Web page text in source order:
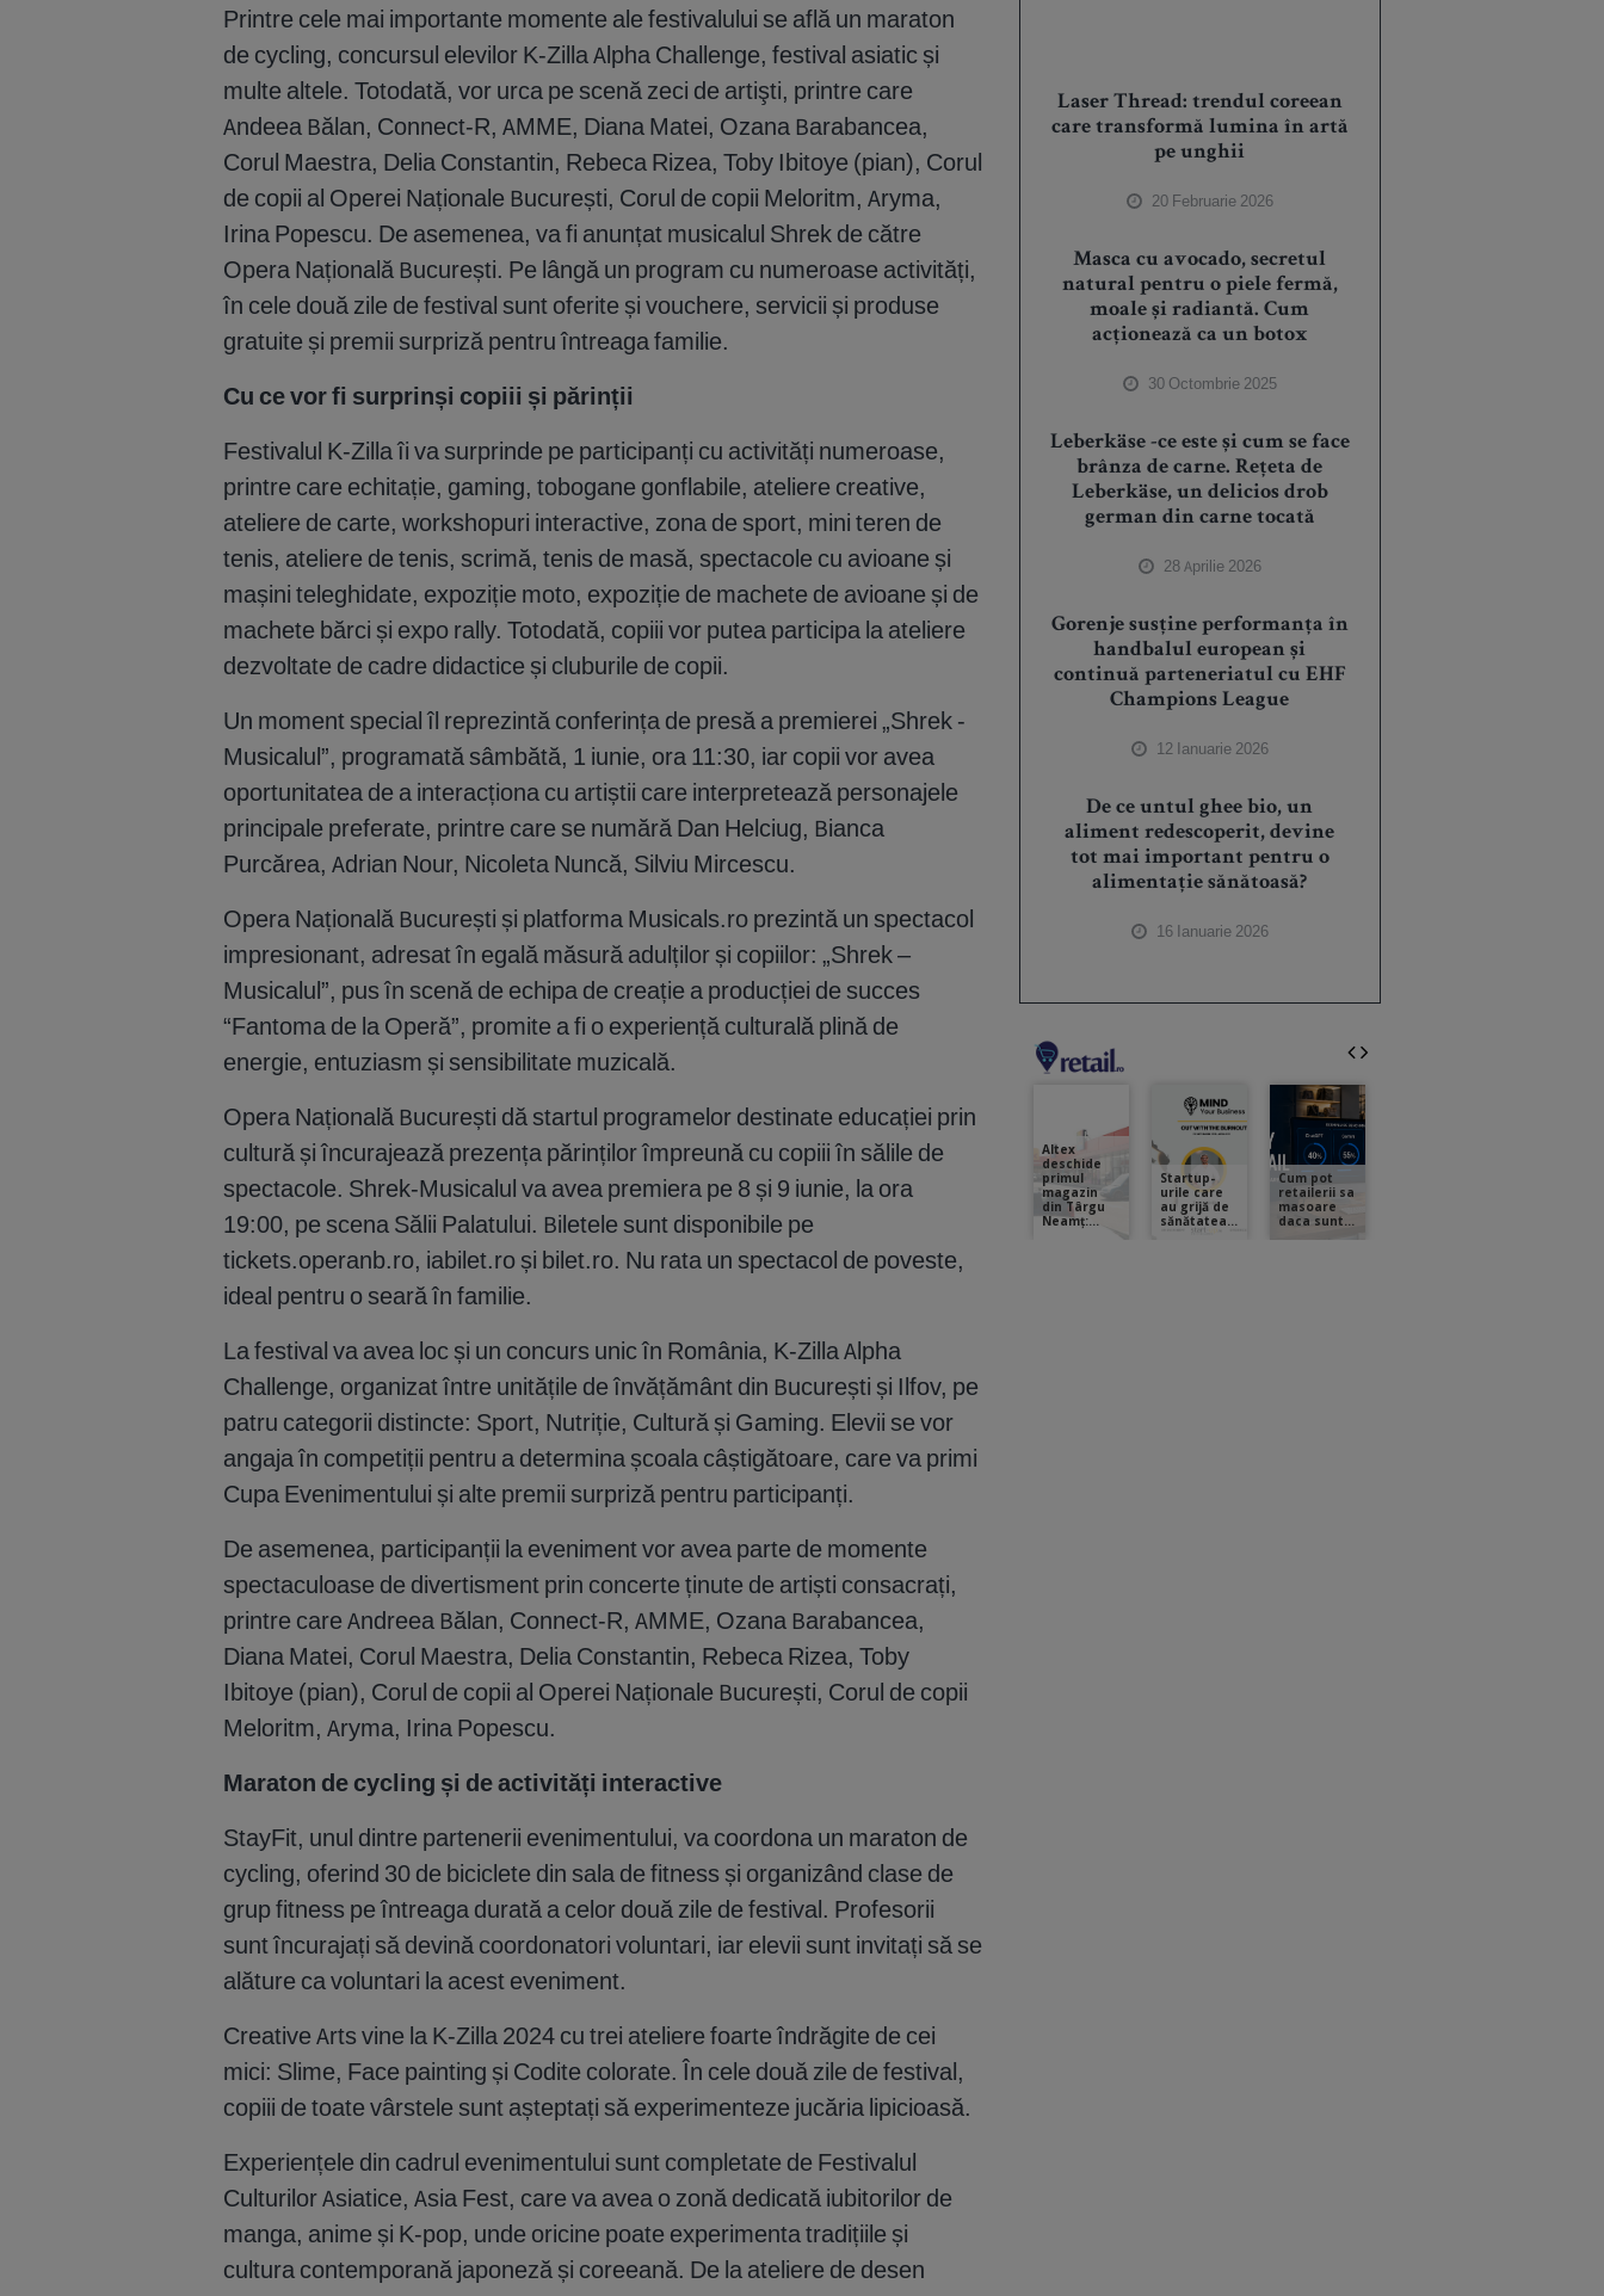
Printre cele mai importante momente ale festivalului se află un maraton
de cycling, concursul elevilor K-Zilla Alpha Challenge, festival asiatic și
multe altele. Totodată, vor urca pe scenă zeci de artişti, printre care
Andeea Bălan, Connect-R, AMME, Diana Matei, Ozana Barabancea,
Corul Maestra, Delia Constantin, Rebeca Rizea, Toby Ibitoye (pian), Corul
de copii al Operei Naționale București, Corul de copii Meloritm, Aryma,
Irina Popescu. De asemenea, va fi anunțat musicalul Shrek de către
Opera Națională București. Pe lângă un program cu numeroase activități,
în cele două zile de festival sunt oferite și vouchere, servicii și produse
gratuite și premii surpriză pentru întreaga familie.
Cu ce vor fi surprinși copiii și părinții
Festivalul K-Zilla îi va surprinde pe participanți cu activități numeroase,
printre care echitație, gaming, tobogane gonflabile, ateliere creative,
ateliere de carte, workshopuri interactive, zona de sport, mini teren de
tenis, ateliere de tenis, scrimă, tenis de masă, spectacole cu avioane și
mașini teleghidate, expoziție moto, expoziție de machete de avioane și de
machete bărci și expo rally. Totodată, copiii vor putea participa la ateliere
dezvoltate de cadre didactice și cluburile de copii.
Un moment special îl reprezintă conferința de presă a premierei „Shrek -
Musicalul”, programată sâmbătă, 1 iunie, ora 11:30, iar copii vor avea
oportunitatea de a interacționa cu artiștii care interpretează personajele
principale preferate, printre care se numără Dan Helciug, Bianca
Purcărea, Adrian Nour, Nicoleta Nuncă, Silviu Mircescu.
Opera Națională București și platforma Musicals.ro prezintă un spectacol
impresionant, adresat în egală măsură adulților și copiilor: „Shrek –
Musicalul”, pus în scenă de echipa de creație a producției de succes
“Fantoma de la Operă”, promite a fi o experiență culturală plină de
energie, entuziasm și sensibilitate muzicală.
Opera Națională București dă startul programelor destinate educației prin
cultură și încurajează prezența părinților împreună cu copiii în sălile de
spectacole. Shrek-Musicalul va avea premiera pe 8 și 9 iunie, la ora
19:00, pe scena Sălii Palatului. Biletele sunt disponibile pe
tickets.operanb.ro, iabilet.ro și bilet.ro. Nu rata un spectacol de poveste,
ideal pentru o seară în familie.
La festival va avea loc și un concurs unic în România, K-Zilla Alpha
Challenge, organizat între unitățile de învățământ din București și Ilfov, pe
patru categorii distincte: Sport, Nutriție, Cultură și Gaming. Elevii se vor
angaja în competiții pentru a determina școala câștigătoare, care va primi
Cupa Evenimentului și alte premii surpriză pentru participanți.
De asemenea, participanții la eveniment vor avea parte de momente
spectaculoase de divertisment prin concerte ținute de artiști consacrați,
printre care Andreea Bălan, Connect-R, AMME, Ozana Barabancea,
Diana Matei, Corul Maestra, Delia Constantin, Rebeca Rizea, Toby
Ibitoye (pian), Corul de copii al Operei Naționale București, Corul de copii
Meloritm, Aryma, Irina Popescu.
Maraton de cycling și de activități interactive
StayFit, unul dintre partenerii evenimentului, va coordona un maraton de
cycling, oferind 30 de biciclete din sala de fitness și organizând clase de
grup fitness pe întreaga durată a celor două zile de festival. Profesorii
sunt încurajați să devină coordonatori voluntari, iar elevii sunt invitați să se
alăture ca voluntari la acest eveniment.
Creative Arts vine la K-Zilla 2024 cu trei ateliere foarte îndrăgite de cei
mici: Slime, Face painting și Codite colorate. În cele două zile de festival,
copiii de toate vârstele sunt așteptați să experimenteze jucăria lipicioasă.
Experiențele din cadrul evenimentului sunt completate de Festivalul
Culturilor Asiatice, Asia Fest, care va avea o zonă dedicată iubitorilor de
manga, anime și K-pop, unde oricine poate experimenta tradițiile și
cultura contemporană japoneză și coreeană. De la ateliere de desen
Laser Thread: trendul coreean
care transformă lumina în artă
pe unghii
20 Februarie 2026
Masca cu avocado, secretul
natural pentru o piele fermă,
moale și radiantă. Cum
acționează ca un botox
30 Octombrie 2025
Leberkäse -ce este și cum se face
brânza de carne. Rețeta de
Leberkäse, un delicios drob
german din carne tocată
28 Aprilie 2026
Gorenje susține performanța în
handbalul european și
continuă parteneriatul cu EHF
Champions League
12 Ianuarie 2026
De ce untul ghee bio, un
aliment redescoperit, devine
tot mai important pentru o
alimentație sănătoasă?
16 Ianuarie 2026